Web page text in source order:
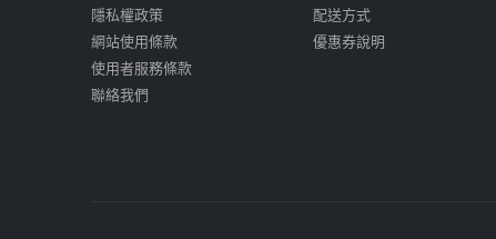
隱私權政策
網站使用條款
使用者服務條款
聯絡我們
配送方式
優惠券說明